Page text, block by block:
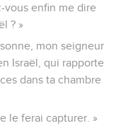
vous enfin me dire
? »
mon seigneur
Israël, qui rapporte
dans ta chambre
le ferai capturer. »